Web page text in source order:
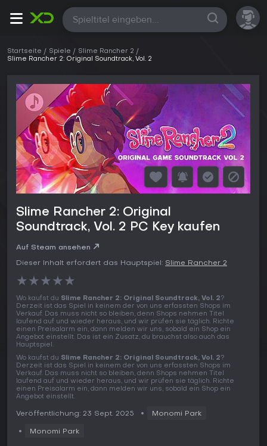
Alle
Startseite Spiele
Slime Rancher 2
Slime Rancher 2: Original Soundtrack, Vol. 2
Slime Rancher 2: Original
Soundtrack, Vol. 2 PC Key kaufen
Auf Steam ansehen
Dieser Inhalt erfordert das Hauptspiel: Slime Rancher 2
★★★★★
Wo kaufst du Slime Rancher 2: Original Soundtrack, Vol. 2?
Derzeit ist das Spiel in keinem der von uns erfassten Shops im
Verkauf. Das muss nicht so bleiben, denn Shops nehmen Titel
laufend auf und wieder heraus, und wir prüfen sie täglich. Richte
einen Preisalarm ein, dann melden wir uns, sobald ein Shop ein
Angebot einstellt. Das ist ein Zusatz, du brauchst also auch das
Hauptspiel.
Wo kaufst du Slime Rancher 2: Original Soundtrack, Vol. 2?
Derzeit ist das Spiel in keinem der von uns erfassten Shops im
Verkauf. Das muss nicht so bleiben, denn Shops nehmen Titel
laufend auf und wieder heraus, und wir prüfen sie täglich. Richte
einen Preisalarm ein, dann melden wir uns, sobald ein Shop ein
Angebot einstellt.
Veröffentlichung: 23 Sept. 2025 Monomi Park
Monomi Park